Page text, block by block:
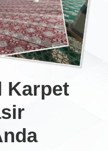
Karpet